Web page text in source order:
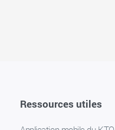
Ressources utiles